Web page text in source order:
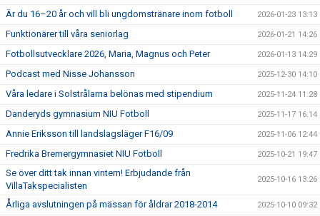
Är du 16–20 år och vill bli ungdomstränare inom fotboll 2026-01-23 13:13
Funktionärer till våra seniorlag 2026-01-21 14:26
Fotbollsutvecklare 2026, Maria, Magnus och Peter 2026-01-13 14:29
Podcast med Nisse Johansson 2025-12-30 14:10
Våra ledare i Solstrålarna belönas med stipendium 2025-11-24 11:28
Danderyds gymnasium NIU Fotboll 2025-11-17 16:14
Annie Eriksson till landslagsläger F16/09 2025-11-06 12:44
Fredrika Bremergymnasiet NIU Fotboll 2025-10-21 19:47
Se över ditt tak innan vintern! Erbjudande från
VillaTakspecialisten
2025-10-16 13:26
Årliga avslutningen på mässan för åldrar 2018-2014 2025-10-10 09:32